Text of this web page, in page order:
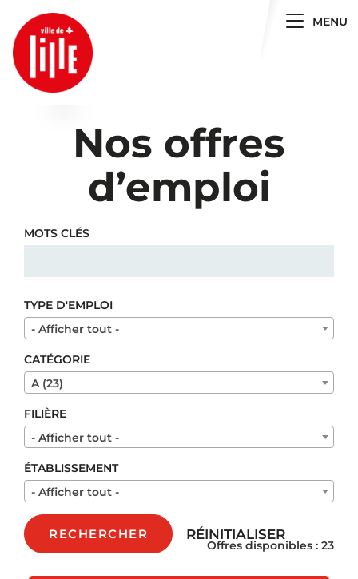
Toggle
MENU
Nos offres
d’emploi
MOTS CLÉS
TYPE D'EMPLOI
- Afficher tout -
CATÉGORIE
A (23)
FILIÈRE
- Afficher tout -
ÉTABLISSEMENT
- Afficher tout -
RECHERCHER RÉINITIALISER
Offres disponibles : 23